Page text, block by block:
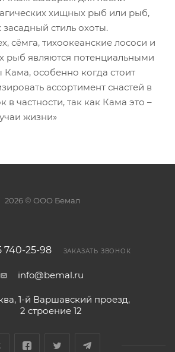
хищных рыб или рыб,
стиль охоты.
сёмга, тихоокеанские лососи и
рыб являются потенциальными
особенно когда стоит
ассортимент снастей в
частности, так как Кама это –
жизни»
2026 © ООО Бемал
740-25-98 ЗАКАЗАТЬ ЗВОНОК
info@bemal.ru
1-й Варшавский проезд,
2 строение 12